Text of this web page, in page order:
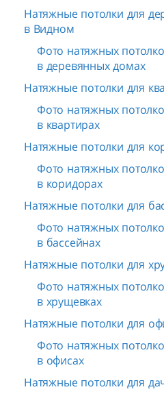
Натяжные потолки для
в Видном
Фото натяжных
в деревянных домах
Натяжные потолки для
Фото натяжных
в квартирах
Натяжные потолки для
Фото натяжных
в коридорах
Натяжные потолки для
Фото натяжных
в бассейнах
Натяжные потолки для
Фото натяжных
в хрущевках
Натяжные потолки для
Фото натяжных
в офисах
Натяжные потолки для